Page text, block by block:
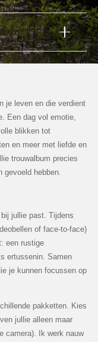
je leven en die verdient
Een dag vol emotie,
blikken tot
en meer met liefde en
trouwalbum precies
gevoeld hebben.
jullie past. Tijdens
of face-to-face)
een rustige
ertussenin. Samen
je kunnen focussen op
pakketten. Kies
jullie alleen maar
camera). Ik werk nauw